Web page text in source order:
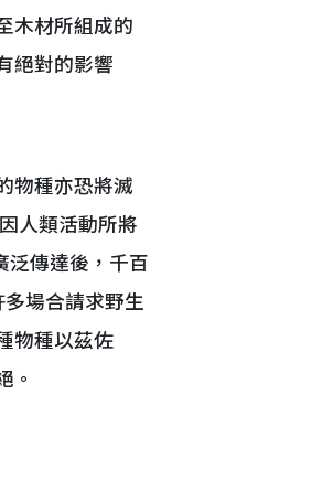
木材所組成的
絕對的影響
物種亦恐將滅
人類活動所將
泛傳達後，千百
場合請求野生
物種以茲佐
。